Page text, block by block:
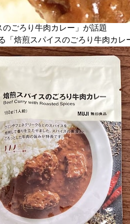
ごろり牛肉カレー」が話題
「焙煎スパイスのごろり牛肉カレ